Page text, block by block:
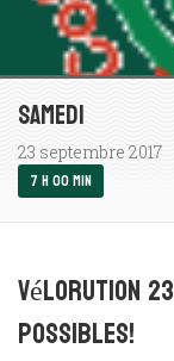
SAMEDI
23 septembre 2017
7 H 00 MIN
Vélorution
possibles!